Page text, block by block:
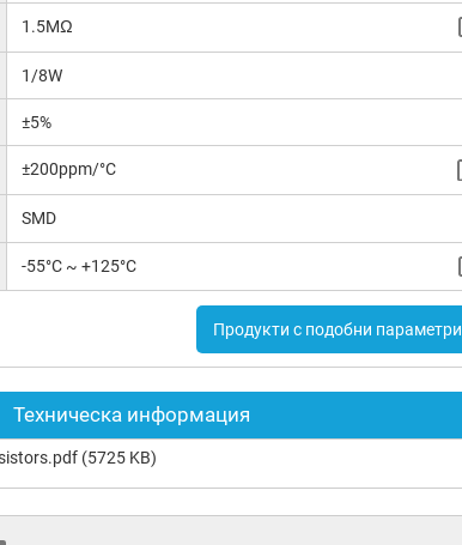
1.5MΩ
1/8W
±5%
±200ppm/°C
SMD
-55°C ~ +125°C
Продукти с подобни параметри
Техническа информация
(5725 KB)